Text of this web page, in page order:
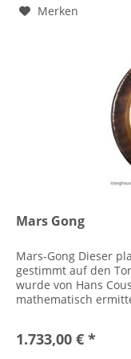
Merken
Mars Gong
Mars-Gong Dieser
gestimmt auf den
wurde von Hans
mathematisch
1.733,00 € *